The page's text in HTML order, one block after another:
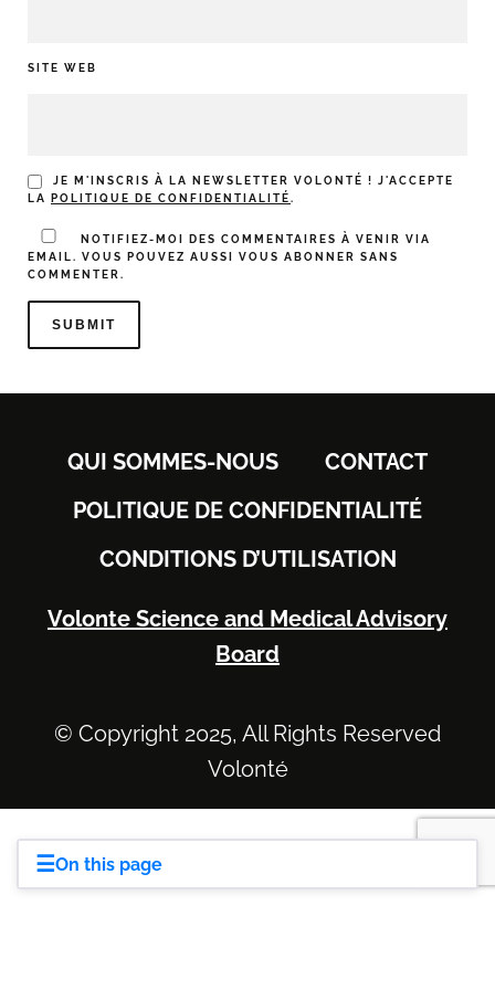
☰On this page
SITE WEB
JE M'INSCRIS À LA NEWSLETTER VOLONTÉ ! J'ACCEPTE
LA
POLITIQUE DE CONFIDENTIALITÉ.
NOTIFIEZ-MOI DES COMMENTAIRES À VENIR VIA
EMAIL. VOUS POUVEZ AUSSI VOUS ABONNER
SANS
COMMENTER.
QUI SOMMES-NOUS
CONTACT
POLITIQUE DE CONFIDENTIALITÉ
CONDITIONS D’UTILISATION
Volonte Science and Medical Advisory
Board
© Copyright 2025, All Rights Reserved
Volonté